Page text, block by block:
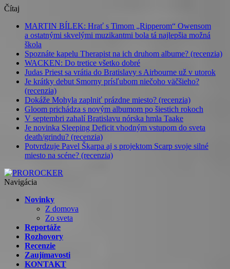
Čítaj
MARTIN BÍLEK: Hrať s Timom „Ripperom“ Owensom
a ostatnými skvelými muzikantmi bola tá najlepšia možná
škola
Spoznáte kapelu Therapist na ich druhom albume? (recenzia)
WACKEN: Do tretice všetko dobré
Judas Priest sa vrátia do Bratislavy s Airbourne už v utorok
Je krátky debut Smorny prísľubom niečoho väčšieho?
(recenzia)
Dokáže Mohyla zaplniť prázdne miesto? (recenzia)
Gloom prichádza s novým albumom po šiestich rokoch
V septembri zahalí Bratislavu nórska hmla Taake
Je novinka Sleeping Deficit vhodným vstupom do sveta
death/grindu? (recenzia)
Potvrdzuje Pavel Škarpa aj s projektom Scarp svoje silné
miesto na scéne? (recenzia)
Navigácia
Novinky
Z domova
Zo sveta
Reportáže
Rozhovory
Recenzie
Zaujímavosti
KONTAKT